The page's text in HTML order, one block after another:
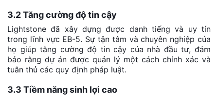
3.2 Tăng cường độ tin cậy
Lightstone đã xây dựng được danh tiếng và uy tín
trong lĩnh vực EB-5. Sự tận tâm và chuyên nghiệp của
họ giúp tăng cường độ tin cậy của nhà đầu tư, đảm
bảo rằng dự án được quản lý một cách chính xác và
tuân thủ các quy định pháp luật.
3.3 Tiềm năng sinh lợi cao